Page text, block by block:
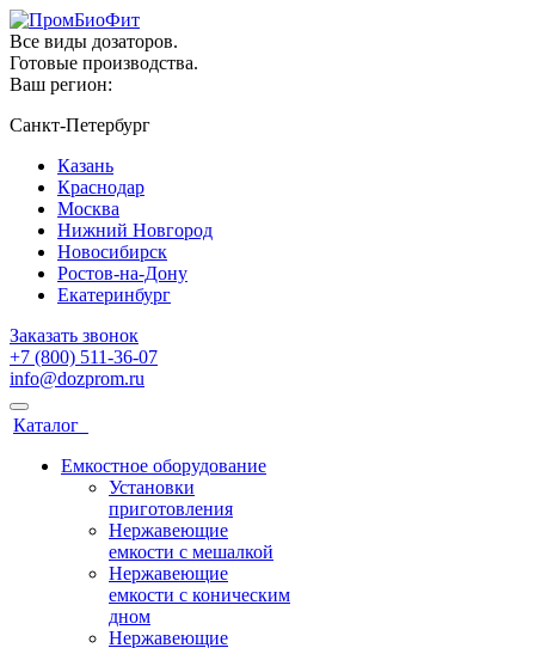
Все виды дозаторов.
Готовые производства.
Ваш регион:
Санкт-Петербург
Казань
Краснодар
Москва
Нижний Новгород
Новосибирск
Ростов-на-Дону
Екатеринбург
Заказать звонок
+7 (800) 511-36-07
info@dozprom.ru
Каталог
Емкостное оборудование
Установки
приготовления
Нержавеющие
емкости с мешалкой
Нержавеющие
емкости с коническим
дном
Нержавеющие